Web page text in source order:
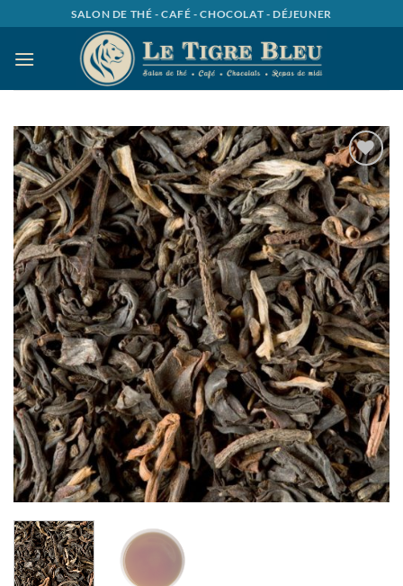
au
contenu
SALON DE THÉ - CAFÉ - CHOCOLAT - DÉJEUNER
Ajouter
à la
wishlist